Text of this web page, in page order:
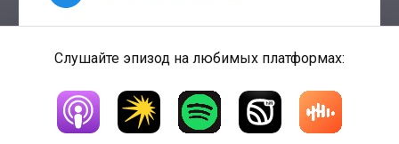
Слушайте эпизод на любимых платформах: